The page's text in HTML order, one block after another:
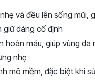
và đều lên sống mũi,
giữ dáng cố định
hoàn máu, giúp vùng da
nhẹ
mô mềm, đặc biệt khi